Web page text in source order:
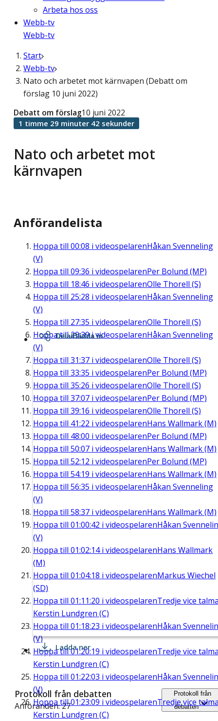
Arbeta hos oss
Webb-tv
Webb-tv
Start
Webb-tv
Nato och arbetet mot kärnvapen (Debatt om
förslag 10 juni 2022)
Nato och arbetet mot
kärnvapen
Debatt om förslag10 juni 2022
1 timme 29 minuter 42 sekunder
Anförandelista
Hoppa till 00:08 i videospelarenHåkan Svenneling
(V)
Hoppa till 09:36 i videospelarenPer Bolund (MP)
Hoppa till 18:46 i videospelarenOlle Thorell (S)
Hoppa till 25:28 i videospelarenHåkan Svenneling
(V)
Hoppa till 27:35 i videospelarenOlle Thorell (S)
Hoppa till29:39i videospelarenHåkan Svenneling
(V)
Hoppa till 31:37 i videospelarenOlle Thorell (S)
Hoppa till 33:35 i videospelarenPer Bolund (MP)
Hoppa till 35:26 i videospelarenOlle Thorell (S)
Hoppa till 37:07 i videospelarenPer Bolund (MP)
Hoppa till 39:16 i videospelarenOlle Thorell (S)
Hoppa till 41:22 i videospelarenHans Wallmark (M)
Hoppa till 48:00 i videospelarenPer Bolund (MP)
Hoppa till 50:07 i videospelarenHans Wallmark (M)
Hoppa till 52:12 i videospelarenPer Bolund (MP)
Hoppa till 54:19 i videospelarenHans Wallmark (M)
Hoppa till 56:35 i videospelarenHåkan Svenneling
(V)
Hoppa till 58:37 i videospelarenHans Wallmark (M)
Hoppa till 01:00:42 i videospelarenHåkan
(V)
Hoppa till 01:02:14i videospelarenHans Wallmark
(M)
Hoppa till 01:04:18 i videospelarenMarkus Wiechel
(SD)
Hoppa till 01:11:20 i videospelarenTredje vice
Kerstin Lundgren (C)
Hoppa till 01:18:23 i videospelarenHåkan
(V)
Hoppa till01:20:19 i videospelarenTredje vice
Kerstin Lundgren (C)
Hoppa till 01:22:03 i videospelarenHåkan
(V)
Hoppa till01:23:09 i videospelarenTredje vice
Kerstin Lundgren (C)
Dela/Bädda in
Ladda ner
Protokoll från debatten
Anföranden: 27
Protokoll från
debatten